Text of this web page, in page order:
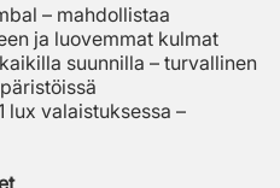
– mahdollistaa
ja luovemmat kulmat
suunnilla – turvallinen
valaistuksessa –